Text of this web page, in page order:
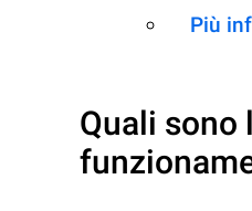
Più
Quali sono